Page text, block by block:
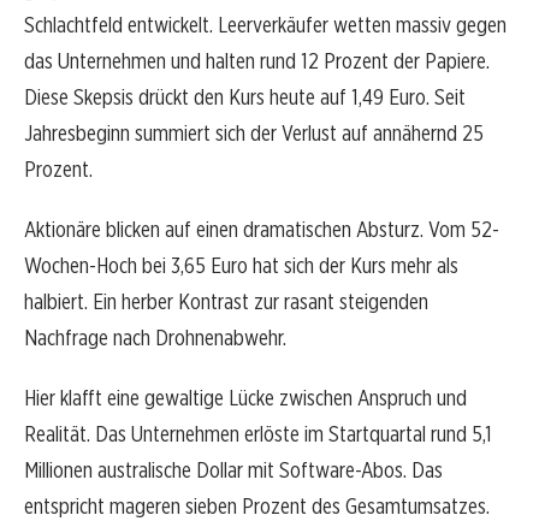
Schlachtfeld entwickelt. Leerverkäufer wetten massiv gegen
das Unternehmen und halten rund 12 Prozent der Papiere.
Diese Skepsis drückt den Kurs heute auf 1,49 Euro. Seit
Jahresbeginn summiert sich der Verlust auf annähernd 25
Prozent.
Aktionäre blicken auf einen dramatischen Absturz. Vom 52-
Wochen-Hoch bei 3,65 Euro hat sich der Kurs mehr als
halbiert. Ein herber Kontrast zur rasant steigenden
Nachfrage nach Drohnenabwehr.
Hier klafft eine gewaltige Lücke zwischen Anspruch und
Realität. Das Unternehmen erlöste im Startquartal rund 5,1
Millionen australische Dollar mit Software-Abos. Das
entspricht mageren sieben Prozent des Gesamtumsatzes.